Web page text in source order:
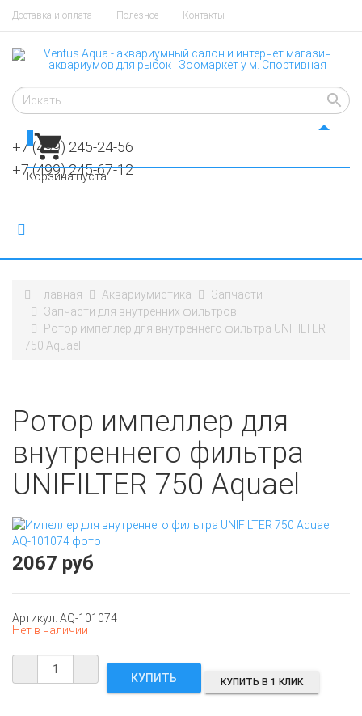
Доставка и оплата Полезное Контакты
+7 (499) 245-24-56
+7 (499) 245-67-12
Корзина пуста
Главная Аквариумистика
Запчасти
Запчасти для внутренних фильтров
Ротор импеллер для внутреннего фильтра UNIFILTER
750 Aquael
Ротор импеллер для
внутреннего фильтра
UNIFILTER 750 Aquael
2067 руб
Артикул: AQ-101074
Нет в наличии
КУПИТЬ В 1 КЛИК